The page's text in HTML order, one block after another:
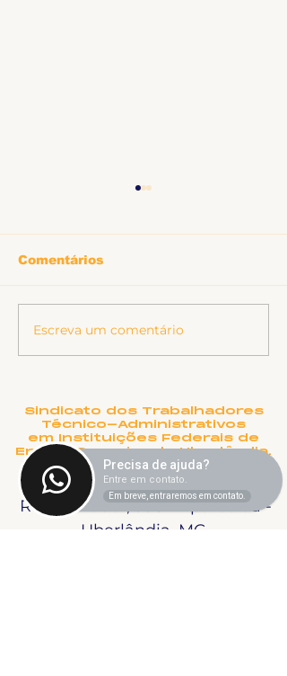
Ligeirinho 541 | Julho
Comentários
Escreva um comentário
Sindicato dos Trabalhadores
Técnico-Administrativos
em Instituições Federais de
Ensino Superior de Uberlândia.
Fundado em 22 de Novembro
de 1990
Rua Salvador, 995 - Aparecida -
Uberlândia, MG
Precisa de ajuda?
Entre em contato.
Em breve, entraremos em contato.